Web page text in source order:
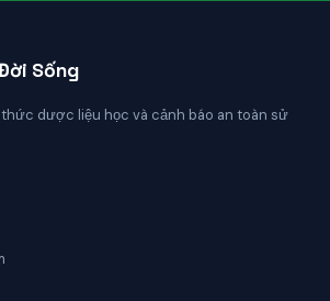
Sống
thức dược liệu học và cảnh báo an toàn sử